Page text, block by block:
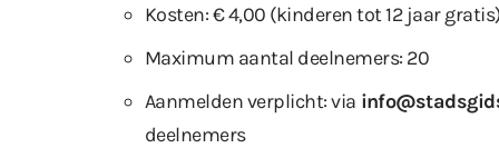
Kosten: € 4,00 (kinderen tot 12 jaar gratis)
Maximum aantal deelnemers: 20
Aanmelden verplicht: via
deelnemers